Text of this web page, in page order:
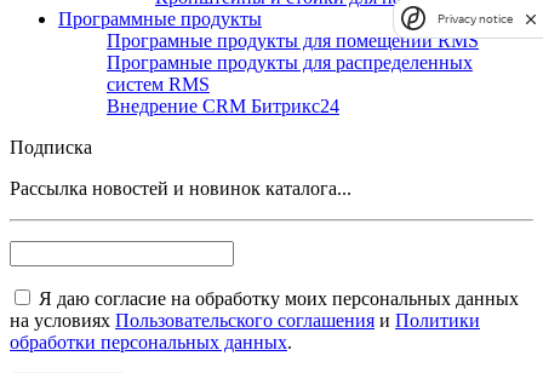
Программные продукты
Програмные продукты для помещений RMS
Програмные продукты для распределенных
систем RMS
Внедрение CRM Битрикс24
Подписка
Рассылка новостей и новинок каталога...
Я даю согласие на обработку моих персональных данных
на условиях Пользовательского соглашения и Политики
обработки персональных данных.
Privacy notice